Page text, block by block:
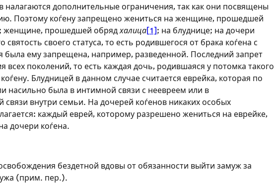
налагаются дополнительные ограничения, так как они посвящены
Поэтому коѓену запрещено жениться на женщине, прошедшей
женщине, прошедшей обрядхалица[1] ; на блуднице; на дочери
святость своего статуса, то есть родившегося от брака коѓена с
ему запрещена, например, разведенной. Последний запрет
всех поколений, то есть каждая дочь, родившаяся у потомка такого
Блудницей в данном случае считается еврейка, которая по
насильно была в интимной связи с неевреем или в
связи внутри семьи. На дочерей коѓенов никаких особых
каждый еврей, которому разрешено жениться на еврейке,
дочери коѓена.
бездетной вдовы от обязанности выйти замуж за
(прим. пер.).